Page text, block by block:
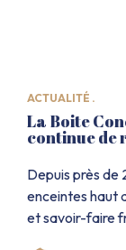
ACTUALITÉ .
La Boite
continue de
Depuis près de
enceintes haut
et savoir-faire